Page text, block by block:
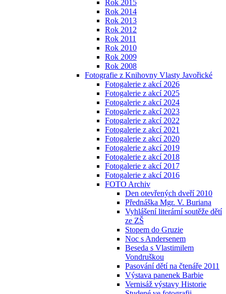
Rok 2015
Rok 2014
Rok 2013
Rok 2012
Rok 2011
Rok 2010
Rok 2009
Rok 2008
Fotografie z Knihovny Vlasty Javořické
Fotogalerie z akcí 2026
Fotogalerie z akcí 2025
Fotogalerie z akcí 2024
Fotogalerie z akcí 2023
Fotogalerie z akcí 2022
Fotogalerie z akcí 2021
Fotogalerie z akcí 2020
Fotogalerie z akcí 2019
Fotogalerie z akcí 2018
Fotogalerie z akcí 2017
Fotogalerie z akcí 2016
FOTO Archiv
Den otevřených dveří 2010
Přednáška Mgr. V. Buriana
Vyhlášení literární soutěže dětí
ze ZŠ
Stopem do Gruzie
Noc s Andersenem
Beseda s Vlastimilem
Vondruškou
Pasování dětí na čtenáře 2011
Výstava panenek Barbie
Vernisáž výstavy Historie